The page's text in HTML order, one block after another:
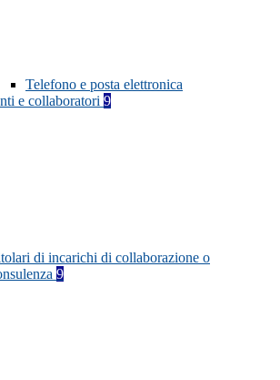
Telefono e posta elettronica
e collaboratori 9
di incarichi di collaborazione o
9